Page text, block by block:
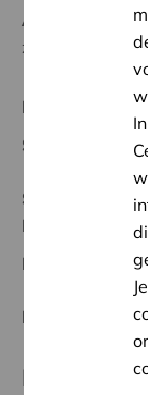
Ambitie:
Een
zonder
Regionaal
Startdatum:
Status:
In
Noordwest-
Datum:
20/
Beslissing:
Partner